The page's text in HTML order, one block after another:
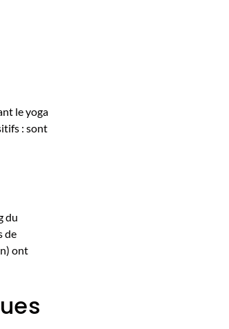
le yoga
: sont
du
de
ont